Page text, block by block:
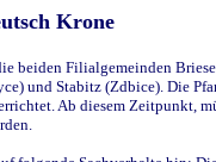
Krone
Filialgemeinden
und Stabitz (Zdbice). Die
Ab diesem Zeitpunkt,